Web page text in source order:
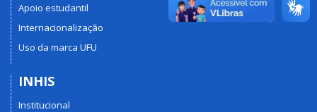
Apoio estudantil
Internacionalização
Uso da marca UFU
INHIS
Institucional